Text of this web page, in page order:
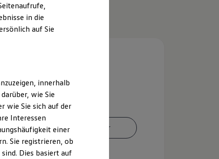
Ansprechpartner
in die
auf Sie
innerhalb
wie Sie
wie Sie sich auf der
Interessen
einer
Sie registrieren, ob
Dies basiert auf